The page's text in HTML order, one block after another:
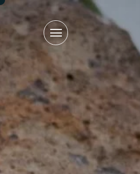
תפריט
ראשי